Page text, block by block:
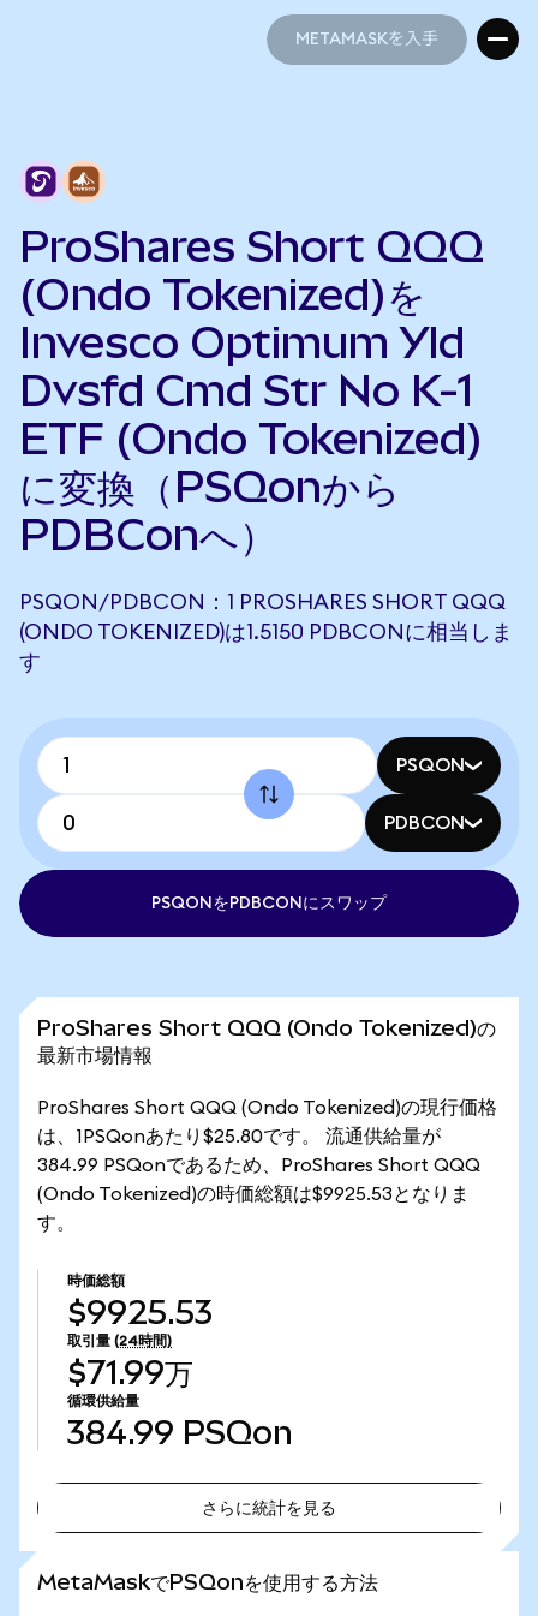
METAMASKを入手
ProShares Short QQQ
(Ondo Tokenized)を
Invesco Optimum Yld
Dvsfd Cmd Str No K-1
ETF (Ondo Tokenized)
に変換（PSQonから
PDBConへ）
PSQON/PDBCON：1 PROSHARES SHORT QQQ
(ONDO TOKENIZED)は1.5150 PDBCONに相当しま
す
PSQON
PDBCON
PSQONをPDBCONにスワップ
ProShares Short QQQ (Ondo Tokenized)の
最新市場情報
ProShares Short QQQ (Ondo Tokenized)の現行価格
は、1PSQonあたり$25.80です。 流通供給量が
384.99 PSQonであるため、ProShares Short QQQ
(Ondo Tokenized)の時価総額は$9925.53となりま
す。
時価総額
$9925.53
取引量 (24時間)
$71.99万
循環供給量
384.99 PSQon
さらに統計を見る
MetaMaskでPSQonを使用する方法